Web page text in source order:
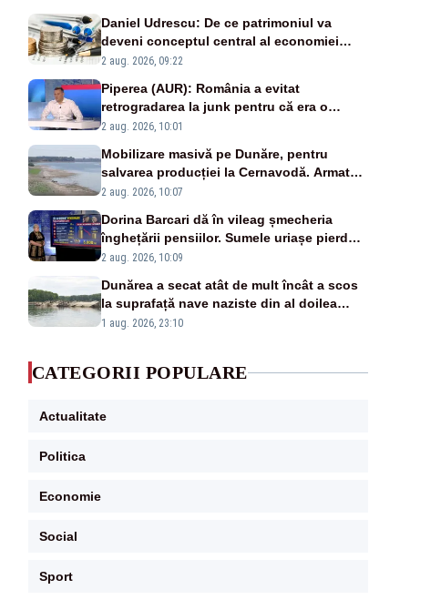
Daniel Udrescu: De ce patrimoniul va
deveni conceptul central al economiei
viitoare?
2 aug. 2026, 09:22
Piperea (AUR): România a evitat
retrogradarea la junk pentru că era o
catastrofă pentru bănci și fondurile de
2 aug. 2026, 10:01
Mobilizare masivă pe Dunăre, pentru
salvarea producției la Cernavodă. Armata
va detona o stâncă și va devia apa
2 aug. 2026, 10:07
Dorina Barcari dă în vileag șmecheria
înghețării pensiilor. Sumele uriașe pierdute
de fiecare român
2 aug. 2026, 10:09
Dunărea a secat atât de mult încât a scos
la suprafață nave naziste din al doilea
război mondial
1 aug. 2026, 23:10
CATEGORII POPULARE
Actualitate
Politica
Economie
Social
Sport